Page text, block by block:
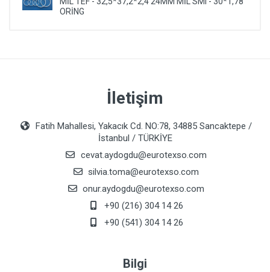
ORİNG
İletişim
Fatih Mahallesi, Yakacık Cd. NO:78, 34885 Sancaktepe /
İstanbul / TÜRKİYE
cevat.aydogdu@eurotexso.com
silvia.toma@eurotexso.com
onur.aydogdu@eurotexso.com
+90 (216) 304 14 26
+90 (541) 304 14 26
Bilgi